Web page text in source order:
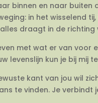
binnen en naar
in het wisselend
draagt in de richting
met wat er van voor
levenslijn kun je bij mij
kant van jou wil
te vinden. Je verbindt